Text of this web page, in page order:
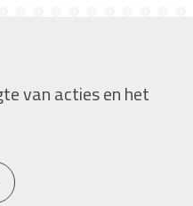
van acties en het